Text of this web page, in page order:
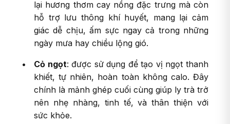
lại hương thơm cay nồng đặc trưng mà còn
hỗ trợ lưu thông khí huyết, mang lại cảm
giác dễ chịu, ấm sực ngay cả trong những
ngày mưa hay chiều lộng gió.
Cỏ ngọt: được sử dụng để tạo vị ngọt thanh
khiết, tự nhiên, hoàn toàn không calo. Đây
chính là mảnh ghép cuối cùng giúp ly trà trở
nên nhẹ nhàng, tinh tế, và thân thiện với
sức khỏe.